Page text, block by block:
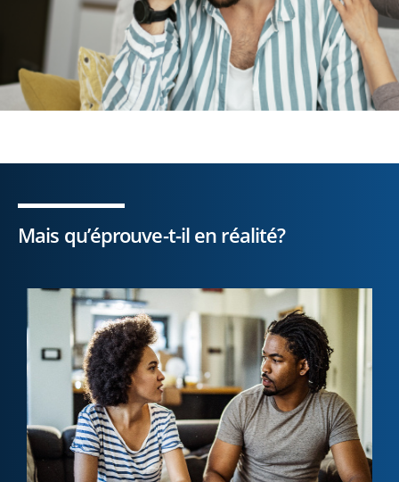
Mais qu’éprouve-t-il en réalité?